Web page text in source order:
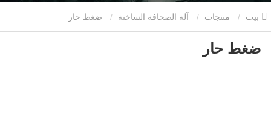
منتجات آلة الصحافة الساخنة
ضغط حار